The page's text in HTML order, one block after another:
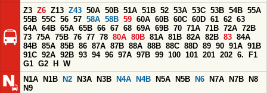
Z3 Z6 Z13 Z43 50A 50B 51A 51B 52 53A 53C 53B 54B 55A
55B 55C 56 57 58A 58B 59 60A 60B 60C 60D 61 62 63
64A 64B 65A 65B 66 67 68 69A 69B 70 71A 71B 72A 72B
73 75A 75B 76 77 78 80A 80B 81A 81B 82A 82B 83 84A
84B 85A 85B 86 87A 87B 88A 88B 88C 88D 89 90 91A 91B
91C 92A 92B 93 94 96 97A 97B 99 100 101 201 202 6.
F1
G1 G2 H
W
N1A
N1B N2 N3A N3B N4A N4B N5A N5B N6 N7A N7B
N8
N9